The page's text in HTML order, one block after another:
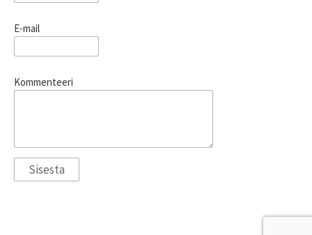
E-mail
Kommenteeri